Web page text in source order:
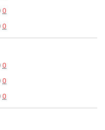
0
0
0
0
0